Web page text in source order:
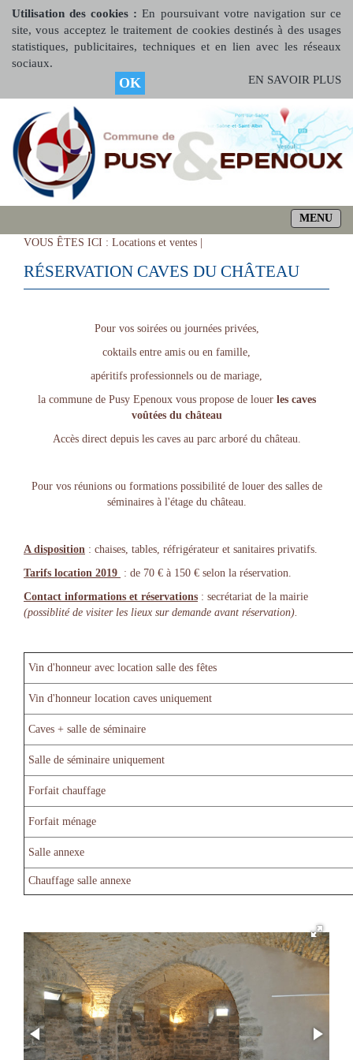
Utilisation des cookies :En poursuivant votre navigation sur ce
site, vous acceptez le traitement de cookies destinés à des usages
statistiques, publicitaires, techniques et en lien avec les réseaux
sociaux.
OK EN SAVOIR PLUS
MENU
VOUS ÊTES ICI : Locations et ventes |
RÉSERVATION CAVES DU CHÂTEAU
Pour vos soirées ou journées privées,
coktails entre amis ou en famille,
apéritifs professionnels ou de mariage,
la commune de Pusy Epenoux vous propose de louer les caves
voûtées du château
Accès direct depuis les caves au parc arboré du château.
Pour vos réunions ou formations possibilité de louer des salles de
séminaires à l'étage du château.
A disposition : chaises, tables, réfrigérateur et sanitaires privatifs.
Tarifs location 2019 : de 70 € à 150 € selon la réservation.
Contact informations et réservations : secrétariat de la mairie
(possiblité de visiter les lieux sur demande avant réservation).
Vin d'honneur avec location salle des fêtes
Vin d'honneur location caves uniquement
Caves + salle de séminaire
Salle de séminaire uniquement
Forfait chauffage
Forfait ménage
Salle annexe
Chauffage salle annexe